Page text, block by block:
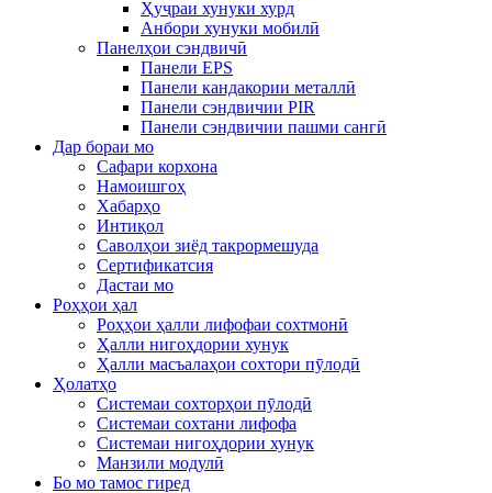
Ҳуҷраи хунуки хурд
Анбори хунуки мобилӣ
Панелҳои сэндвичӣ
Панели EPS
Панели кандакории металлӣ
Панели сэндвичии PIR
Панели сэндвичии пашми сангӣ
Дар бораи мо
Сафари корхона
Намоишгоҳ
Хабарҳо
Интиқол
Саволҳои зиёд такрормешуда
Сертификатсия
Дастаи мо
Роҳҳои ҳал
Роҳҳои ҳалли лифофаи сохтмонӣ
Ҳалли нигоҳдории хунук
Ҳалли масъалаҳои сохтори пӯлодӣ
Ҳолатҳо
Системаи сохторҳои пӯлодӣ
Системаи сохтани лифофа
Системаи нигоҳдории хунук
Манзили модулӣ
Бо мо тамос гиред